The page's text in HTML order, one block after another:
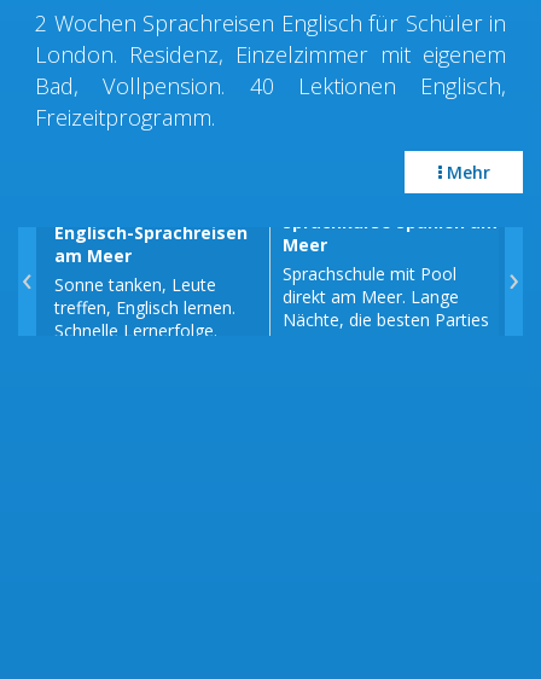
2 Wochen Sprachreisen Englisch für Schüler in
London. Residenz, Einzelzimmer mit eigenem
Bad, Vollpension. 40 Lektionen Englisch,
Freizeitprogramm.
Mehr
Englisch-Sprachreisen
am Meer
Sonne tanken, Leute
treffen, Englisch lernen.
Schnelle Lernerfolge.
Meer
Sprachschule mit Pool
direkt am Meer. Lange
Nächte, die besten Parties
‹ ›